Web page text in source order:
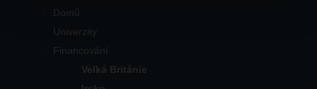
Domů
Univerzity
Financování
Velká Británie